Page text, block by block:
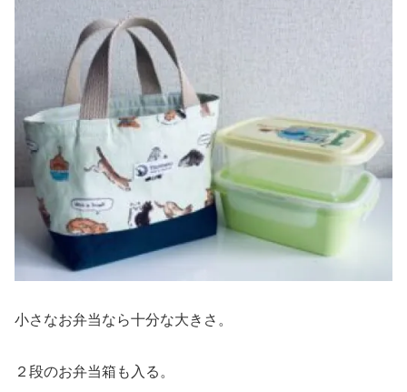
小さなお弁当なら十分な大きさ。
２段のお弁当箱も入る。